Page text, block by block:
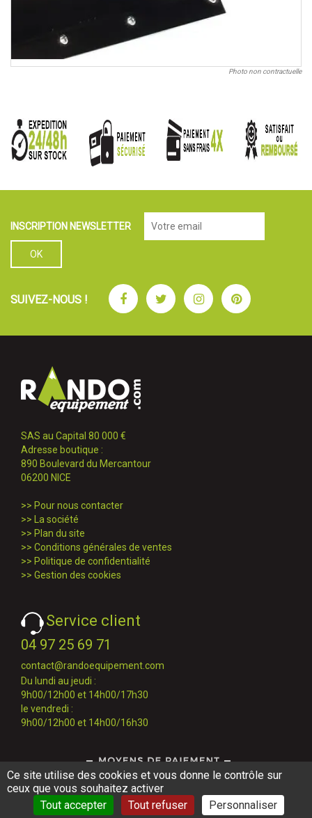
Photo non contractuelle
INSCRIPTION NEWSLETTER
SUIVEZ-NOUS ! FacebookTwitterInstagramPinterest
SAS au Capital 80 000 €
Adresse boutique :
890 Boulevard du Mercantour
06200 NICE
>> Pour nous contacter
>>
La société
>> Plan du site
>> Conditions générales de ventes
>> Politique de confidentialité
>> Gestion des cookies
Service client
04 97 25 69 71
contact@randoequipement.com
Du lundi au jeudi :
9h00/12h00 et 14h00/17h30
le vendredi :
9h00/12h00 et 14h00/16h30
Ce site utilise des cookies et vous donne le contrôle sur
ceux que vous souhaitez activer
Tout accepter
Tout refuser Personnaliser